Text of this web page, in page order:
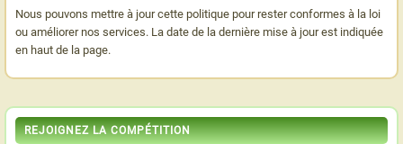
Nous pouvons mettre à jour cette politique pour rester conformes à la loi
ou améliorer nos services. La date de la dernière mise à jour est indiquée
en haut de la page.
REJOIGNEZ LA COMPÉTITION